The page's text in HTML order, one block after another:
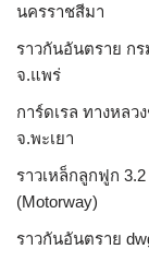
นครราชสีมา
ราวกันอันตราย กร
จ.แพร่
การ์ดเรล ทางหลว
จ.พะเยา
ราวเหล็กลูกฟูก
(Motorway)
ราวกันอันตราย